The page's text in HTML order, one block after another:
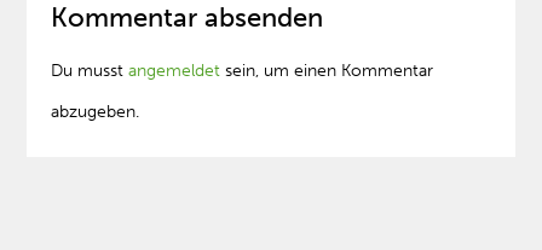
Kommentar absenden
Du musstangemeldet sein, um einen Kommentar
abzugeben.